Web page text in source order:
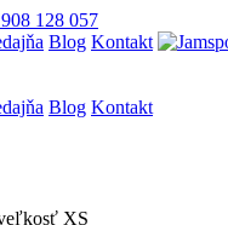
128 057
Blog Kontakt
Blog Kontakt
XS